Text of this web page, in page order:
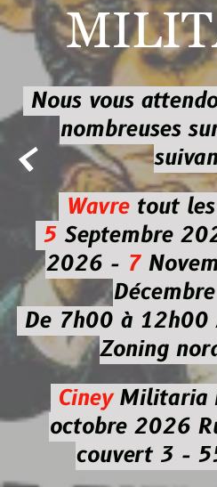

Nous vous
nombreuses
Wavretout les
5Septembre
2026 -7
De 7h00 à 12h00
Zoning
CineyMilitaria
octobre 2026
couvert 3 -